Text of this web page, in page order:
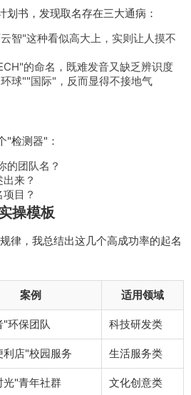
划书，发现取名存在三大通病：
智"这种看似高大上，实则让人摸不
的命名，既难发音又缺乏辨识度
球""国际"，反而显得不接地气
"检测器"：
的团队名？
来？
目？
操模板
律，我总结出这几个高成功率的起名
案例 适用领域
"环保团队 科技研发类
利店"校园服务 生活服务类
光"青年社群 文化创意类